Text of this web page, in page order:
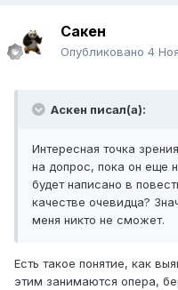
Сакен
Опубликовано 4
Аскен писал(а):
Интересная точка
на допрос, пока он еще
будет написано в
качестве очевидца?
меня никто не сможет.
Есть такое понятие, как
этим занимаются опера,